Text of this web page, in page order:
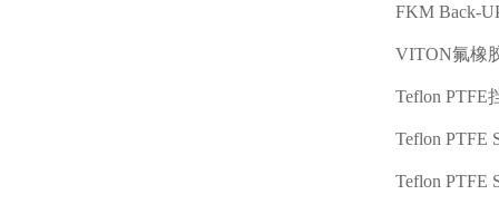
FKM Back-
VITON氟橡
Teflon PTFE
Teflon PTFE
Teflon PTFE